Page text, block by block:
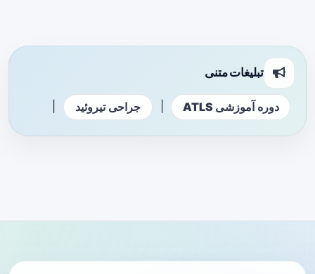
تبلیغات متنی
دوره آموزشی ATLS جراحی تیروئید